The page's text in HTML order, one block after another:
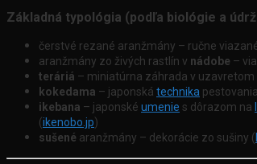
Základná typológia (podľa biológie a
čerstvé rezané aranžmány – ručne
aranžmány zo živých rastlín v nádobe –
teráriá – miniatúrna záhrada v
kokedama – japonská technika
ikebana – japonské umenie s dôrazom na
(ikenobo.jp)
sušené aranžmány – dekorácie zo sušiny (